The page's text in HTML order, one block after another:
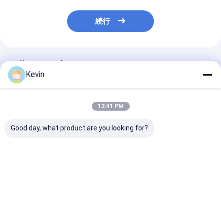
続行
推薦されたプロダクト
Kevin
12:41 PM
Good day, what product are you looking for?